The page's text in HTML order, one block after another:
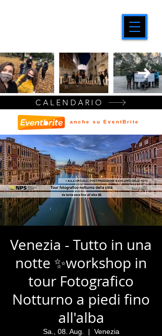
Venezia - Tutto in una
notte ✨workshop in
tour Fotografico
Notturno a piedi fino
all'alba
Sa., 08. Aug.
  |
Venezia
CALENDARIO
anche su EventBrite